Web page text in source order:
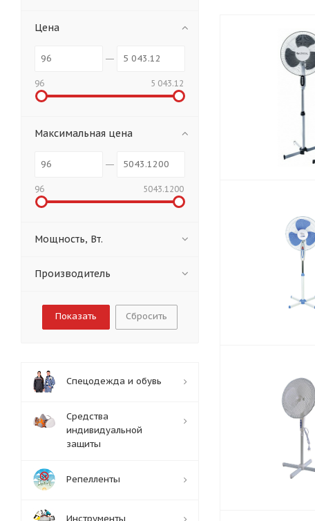
Цена
96 5 043.12
Максимальная цена
96 5043.1200
Мощность, Вт.
Производитель
Сбросить
Спецодежда и обувь
Средства
индивидуальной
защиты
Репелленты
Инструменты